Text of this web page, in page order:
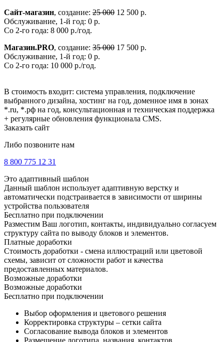
Сайт-магазин, создание: 25 000 12 500 р.
Обслуживание, 1-й год: 0 р.
Со 2-го года: 8 000 р./год.
Магазин.PRO, создание: 35 000 17 500 р.
Обслуживание, 1-й год: 0 р.
Со 2-го года: 10 000 р./год.
В стоимость входит: система управления, подключение
выбранного дизайна, хостинг на год, доменное имя в зонах
*.ru, *.рф на год, консультационная и техническая поддержка
+ регулярные обновления функционала CMS.
Заказать сайт
Либо позвоните нам
8 800 775 12 31
Это адаптивный шаблон
Данный шаблон использует адаптивную верстку и
автоматически подстраивается в зависимости от ширины
устройства пользователя
Бесплатно при подключении
Разместим Ваш логотип, контакты, индивидуально согласуем
структуру сайта по выводу блоков и элементов.
Платные доработки
Стоимость доработки - смена иллюстраций или цветовой
схемы, зависит от сложности работ и качества
предоставленных материалов.
Возможные доработки
Возможные доработки
Бесплатно при подключении
Выбор оформления и цветового решения
Корректировка структуры – сетки сайта
Согласование вывода блоков и элементов
Размещение логотипа, названия, контактов